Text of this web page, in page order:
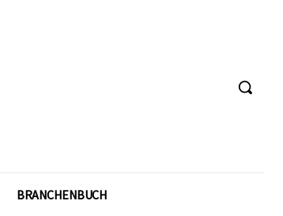
BRANCHENBUCH